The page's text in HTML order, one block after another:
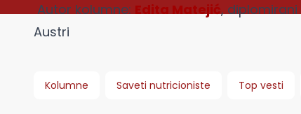
Autor kolumne:Edita Matejić,
Austri
Kolumne Saveti nutricioniste Top vesti